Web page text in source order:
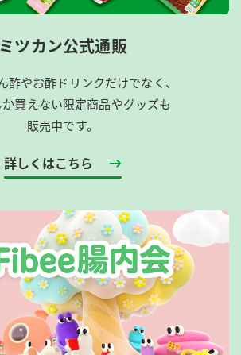
ミツカン公式通販
酢やお酢ドリンクだけでなく、
買えない限定商品やグッズも
販売中です。
詳しくはこちら